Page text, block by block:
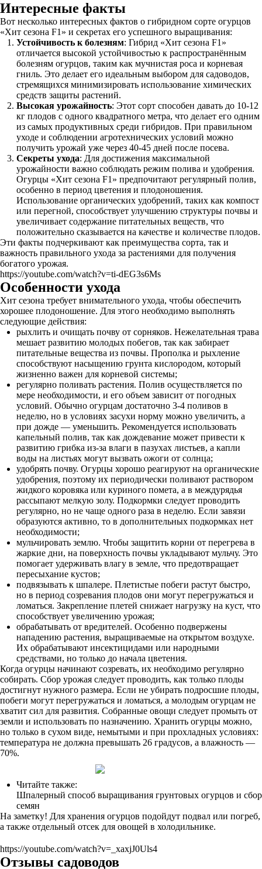
Интересные факты
Вот несколько интересных фактов о гибридном сорте огурцов
«Хит сезона F1» и секретах его успешного выращивания:
Устойчивость к болезням: Гибрид «Хит сезона F1»
отличается высокой устойчивостью к распространённым
болезням огурцов, таким как мучнистая роса и корневая
гниль. Это делает его идеальным выбором для садоводов,
стремящихся минимизировать использование химических
средств защиты растений.
Высокая урожайность: Этот сорт способен давать до 10-12
кг плодов с одного квадратного метра, что делает его одним
из самых продуктивных среди гибридов. При правильном
уходе и соблюдении агротехнических условий можно
получить урожай уже через 40-45 дней после посева.
Секреты ухода: Для достижения максимальной
урожайности важно соблюдать режим полива и удобрения.
Огурцы «Хит сезона F1» предпочитают регулярный полив,
особенно в период цветения и плодоношения.
Использование органических удобрений, таких как компост
или перегной, способствует улучшению структуры почвы и
увеличивает содержание питательных веществ, что
положительно сказывается на качестве и количестве плодов.
Эти факты подчеркивают как преимущества сорта, так и
важность правильного ухода за растениями для получения
богатого урожая.
https://youtube.com/watch?v=ti-dEG3s6Ms
Особенности ухода
Хит сезона требует внимательного ухода, чтобы обеспечить
хорошее плодоношение. Для этого необходимо выполнять
следующие действия:
рыхлить и очищать почву от сорняков. Нежелательная трава
мешает развитию молодых побегов, так как забирает
питательные вещества из почвы. Прополка и рыхление
способствуют насыщению грунта кислородом, который
жизненно важен для корневой системы;
регулярно поливать растения. Полив осуществляется по
мере необходимости, и его объем зависит от погодных
условий. Обычно огурцам достаточно 3-4 поливов в
неделю, но в условиях засухи норму можно увеличить, а
при дожде — уменьшить. Рекомендуется использовать
капельный полив, так как дождевание может привести к
развитию грибка из-за влаги в пазухах листьев, а капли
воды на листьях могут вызвать ожоги от солнца;
удобрять почву. Огурцы хорошо реагируют на органические
удобрения, поэтому их периодически поливают раствором
жидкого коровяка или куриного помета, а в междурядья
рассыпают мелкую золу. Подкормки следует проводить
регулярно, но не чаще одного раза в неделю. Если завязи
образуются активно, то в дополнительных подкормках нет
необходимости;
мульчировать землю. Чтобы защитить корни от перегрева в
жаркие дни, на поверхность почвы укладывают мульчу. Это
помогает удерживать влагу в земле, что предотвращает
пересыхание кустов;
подвязывать к шпалере. Плетистые побеги растут быстро,
но в период созревания плодов они могут перегружаться и
ломаться. Закрепление плетей снижает нагрузку на куст, что
способствует увеличению урожая;
обрабатывать от вредителей. Особенно подвержены
нападению растения, выращиваемые на открытом воздухе.
Их обрабатывают инсектицидами или народными
средствами, но только до начала цветения.
Когда огурцы начинают созревать, их необходимо регулярно
собирать. Сбор урожая следует проводить, как только плоды
достигнут нужного размера. Если не убирать подросшие плоды,
побеги могут перегружаться и ломаться, а молодым огурцам не
хватит сил для развития. Собранные овощи следует промыть от
земли и использовать по назначению. Хранить огурцы можно,
но только в сухом виде, немытыми и при прохладных условиях:
температура не должна превышать 26 градусов, а влажность —
70%.
Читайте также:
Шпалерный способ выращивания грунтовых огурцов и сбор
семян
На заметку! Для хранения огурцов подойдут подвал или погреб,
а также отдельный отсек для овощей в холодильнике.
https://youtube.com/watch?v=_xaxjJ0Uls4
Отзывы садоводов